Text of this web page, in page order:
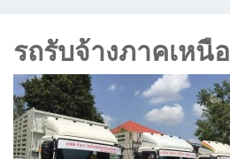
รถรับจ้างภาคเหนือ